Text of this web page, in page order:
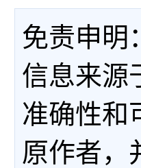
免责申明
信息来源
准确性和
原作者，